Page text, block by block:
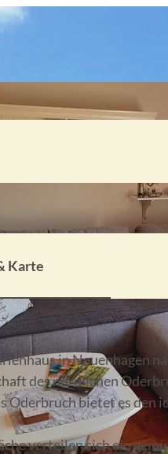
Karte
in Neuenhagen
des nördlichen
Oderbruch bietet es den
verteilen sich ein